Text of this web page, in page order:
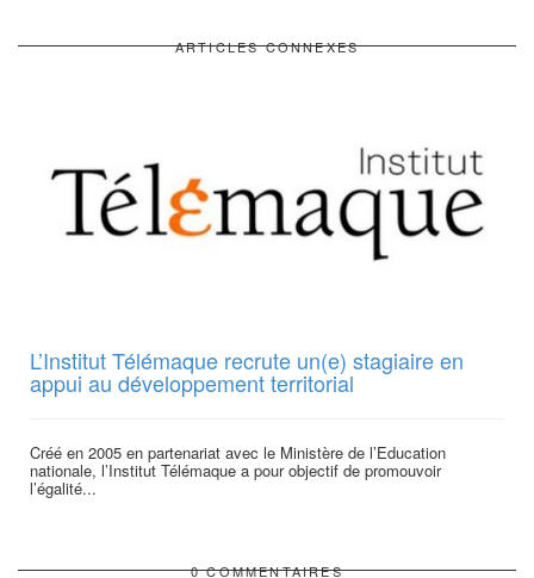
ARTICLES CONNEXES
L’Institut Télémaque recrute un(e) stagiaire en
appui au développement territorial
Créé en 2005 en partenariat avec le Ministère de l’Education
nationale, l’Institut Télémaque a pour objectif de promouvoir
l’égalité...
0 COMMENTAIRES